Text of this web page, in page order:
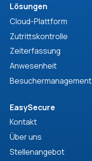
Lösungen
Cloud-Plattform
Zutrittskontrolle
Zeiterfassung
Anwesenheit
Besuchermanagement
EasySecure
Kontakt
Über uns
Stellenangebot